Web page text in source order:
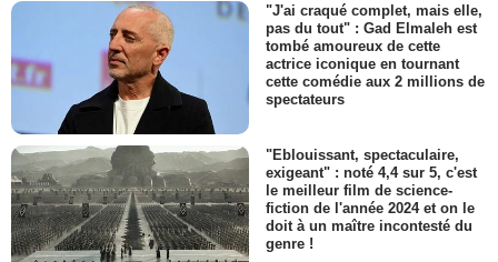
"J'ai craqué complet, mais elle,
pas du tout" : Gad Elmaleh est
tombé amoureux de cette
actrice iconique en tournant
cette comédie aux 2 millions de
spectateurs
"Eblouissant, spectaculaire,
exigeant" : noté 4,4 sur 5, c'est
le meilleur film de science-
fiction de l'année 2024 et on le
doit à un maître incontesté du
genre !